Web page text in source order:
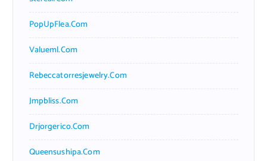
PopUpFlea.com
Valueml.com
Rebeccatorresjewelry.com
Jmpbliss.com
Drjorgerico.com
Queensushipa.com